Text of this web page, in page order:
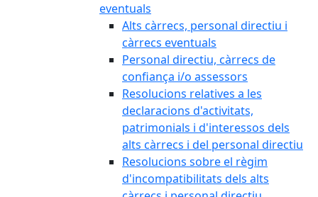
eventuals
Alts càrrecs, personal directiu i
càrrecs eventuals
Personal directiu, càrrecs de
confiança i/o assessors
Resolucions relatives a les
declaracions d'activitats,
patrimonials i d'interessos dels
alts càrrecs i del personal directiu
Resolucions sobre el règim
d'incompatibilitats dels alts